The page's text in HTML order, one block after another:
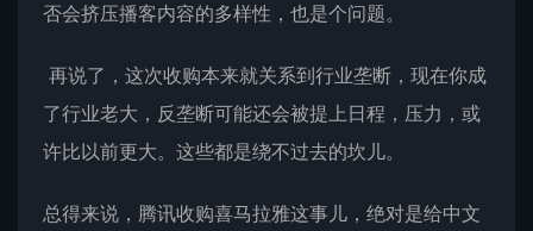
否会挤压播客内容的多样性，也是个问题。
再说了，这次收购本来就关系到行业垄断，现在你成
了行业老大，反垄断可能还会被提上日程，压力，或
许比以前更大。这些都是绕不过去的坎儿。
总得来说，腾讯收购喜马拉雅这事儿，绝对是给中文